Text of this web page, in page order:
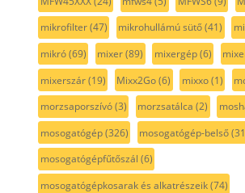
mikrofilter(47) mikrohullámú sütő(41)
mikró(69) mixer(89) mixergép(6)
mixerszár(19) Mixx2Go(6) mixxo(1)
morzsaporszívó(3) morzsatálca (2)
mosogatógép(326) mosogatógép-belső
mosogatógépfűtőszál (6)
mosogatógépkosarak és alkatrészeik(74)